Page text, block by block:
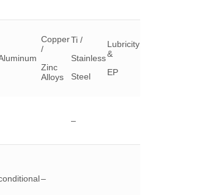
Copper
/
Zinc
Alloys
Ti /
Stainless
Steel
Lubricity
&
EP
–
–